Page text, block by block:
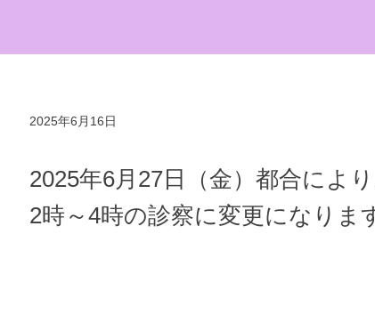
2025年6月16日
2025年6月27日（金）都合によ
2時～4時の診察に変更になりま